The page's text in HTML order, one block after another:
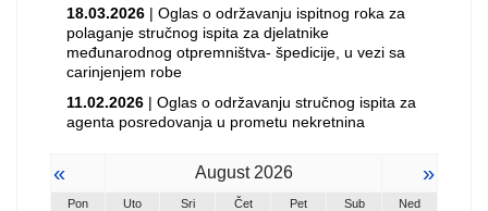
18.03.2026 | Oglas o održavanju ispitnog roka za
polaganje stručnog ispita za djelatnike
međunarodnog otpremništva- špedicije, u vezi sa
carinjenjem robe
11.02.2026 | Oglas o održavanju stručnog ispita za
agenta posredovanja u prometu nekretnina
« August 2026 »
Pon Uto Sri Čet Pet Sub Ned